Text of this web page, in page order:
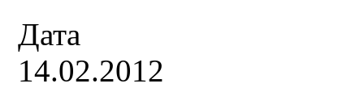
Дата
14.02.2012